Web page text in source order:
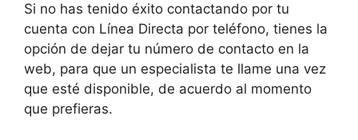
Si no has tenido éxito contactando por tu
cuenta con Línea Directa por teléfono, tienes la
opción de dejar tu número de contacto en la
web, para que un especialista te llame una vez
que esté disponible, de acuerdo al momento
que prefieras.